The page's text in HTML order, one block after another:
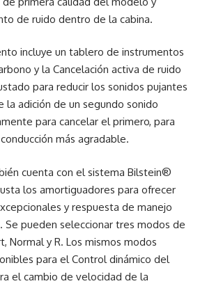
de ruido dentro de la cabina.
incluye un tablero de instrumentos
y la Cancelación activa de ruido
para reducir los sonidos pujantes
adición de un segundo sonido
para cancelar el primero, para
más agradable.
cuenta con el sistema Bilstein®
los amortiguadores para ofrecer
y respuesta de manejo
pueden seleccionar tres modos de
Normal y R. Los mismos modos
para el Control dinámico del
el cambio de velocidad de la